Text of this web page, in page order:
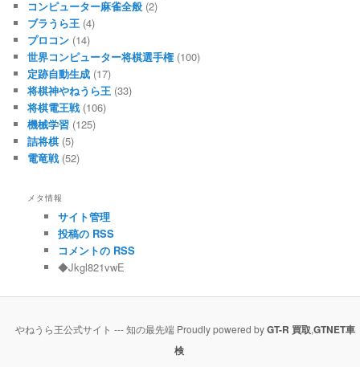
コンピューター麻雀全般 (2)
ブラうら王 (4)
プロコン (14)
世界コンピューター将棋選手権(100)
定跡自動生成 (17)
将棋神やねうら王 (33)
将棋電王戦 (106)
機械学習 (125)
詰将棋 (5)
電竜戦 (52)
メタ情報
サイト管理
投稿の RSS
コメントの RSS
◆Jkgl821vwE
やねうら王公式サイト --- 知の最先端 Proudly powered byGT-R 買取,GTNET車
検